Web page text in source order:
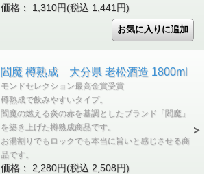
価格： 1,310円(税込 1,441円)
閻魔 樽熟成 大分県 老松酒造 1800ml
モンドセレクション最高金賞受賞
樽熟成で飲みやすいタイプ。
閻魔の燃える炎の赤を基調としたブランド「閻魔」
を築き上げた樽熟成商品です。
お湯割りでもロックでも本当に旨いと感じさせる商
品です。
価格： 2,280円(税込 2,508円)